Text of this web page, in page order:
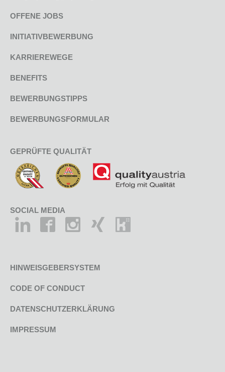
OFFENE JOBS
INITIATIVBEWERBUNG
KARRIEREWEGE
BENEFITS
BEWERBUNGSTIPPS
BEWERBUNGSFORMULAR
GEPRÜFTE QUALITÄT
SOCIAL MEDIA
HINWEISGEBERSYSTEM
CODE OF CONDUCT
DATENSCHUTZERKLÄRUNG
IMPRESSUM